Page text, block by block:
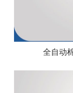
全自动